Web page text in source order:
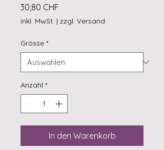
30,80 CHF
inkl. MwSt. | zzgl. Versand
Grösse *
Anzahl *
In den Warenkorb